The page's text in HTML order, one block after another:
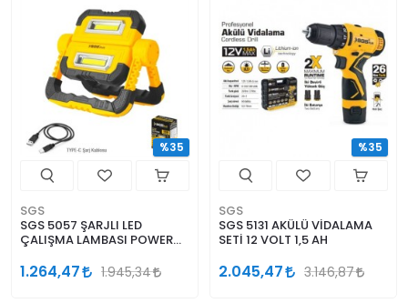
SGS
SGS 5057 ŞARJLI LED
ÇALIŞMA LAMBASI POWER
5000 MAH
1.264,47 1.945,34
%35
SGS
SGS 5131 AKÜLÜ VİDALAMA
SETİ 12 VOLT 1,5 AH
2.045,47 3.146,87
%35